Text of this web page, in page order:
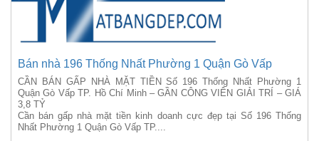
Bán nhà 196 Thống Nhất Phường 1 Quận Gò Vấp
CẦN BÁN GẤP NHÀ MẶT TIỀN Số 196 Thống Nhất Phường 1
Quận Gò Vấp TP. Hồ Chí Minh – GẦN CÔNG VIÊN GIẢI TRÍ – GIÁ
3,8 TỶ
Cần bán gấp nhà mặt tiền kinh doanh cực đẹp tại Số 196 Thống
Nhất Phường 1 Quận Gò Vấp TP....